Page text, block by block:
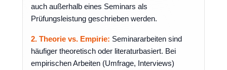
auch außerhalb eines Seminars als
Prüfungsleistung geschrieben werden.
2. Theorie vs. Empirie: Seminararbeiten sind
häufiger theoretisch oder literaturbasiert. Bei
empirischen Arbeiten (Umfrage, Interviews)